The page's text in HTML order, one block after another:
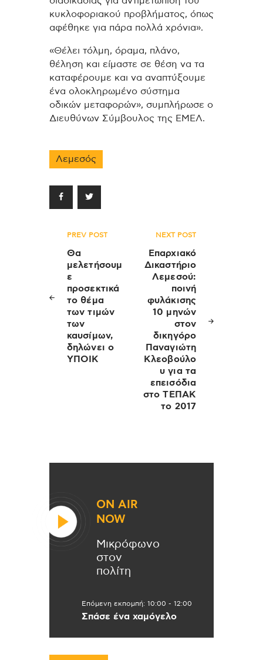
κυκλοφοριακού προβλήματος, όπως
αφέθηκε για πάρα πολλά χρόνια».
«Θέλει τόλμη, όραμα, πλάνο,
θέληση και είμαστε σε θέση να τα
καταφέρουμε και να αναπτύξουμε
ένα ολοκληρωμένο σύστημα
οδικών μεταφορών», συμπλήρωσε ο
Διευθύνων Σύμβουλος της ΕΜΕΛ.
Λεμεσός
Πλοήγηση
άρθρων
PREV POST
Θα
μελετήσουμ
ε
προσεκτικά
το θέμα
των τιμών
των
καυσίμων,
δηλώνει ο
ΥΠΟΙΚ
NEXT POST
Επαρχιακό
Δικαστήριο
Λεμεσού:
ποινή
φυλάκισης
10 μηνών
στον
δικηγόρο
Παναγιώτη
Κλεοβούλο
υ για τα
επεισόδια
στο ΤΕΠΑΚ
το 2017
ON AIR
NOW
Μικρόφωνο
στον
πολίτη
Επόμενη εκπομπή: 10:00 - 12:00
Σπάσε ένα χαμόγελο